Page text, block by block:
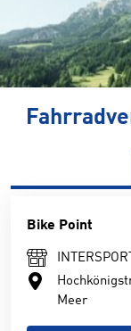
Bike Point
Meer